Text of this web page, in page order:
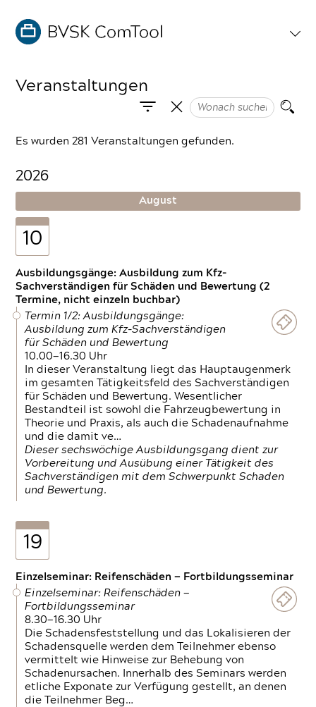
Veranstaltungen
Es wurden 281 Veranstaltungen gefunden.
2026
August
10
Ausbildungsgänge: Ausbildung zum Kfz-
Sachverständigen für Schäden und Bewertung (2
Termine, nicht einzeln buchbar)
Termin 1/2: Ausbildungsgänge:
Ausbildung zum Kfz-Sachverständigen
für Schäden und Bewertung
10.00—16.30 Uhr
In dieser Veranstaltung liegt das Hauptaugenmerk
im gesamten Tätigkeitsfeld des Sachverständigen
für Schäden und Bewertung. Wesentlicher
Bestandteil ist sowohl die Fahrzeugbewertung in
Theorie und Praxis, als auch die Schadenaufnahme
und die damit ve…
Dieser sechswöchige Ausbildungsgang dient zur
Vorbereitung und Ausübung einer Tätigkeit des
Sachverständigen mit dem Schwerpunkt Schaden
und Bewertung.
19
Einzelseminar: Reifenschäden — Fortbildungsseminar
Einzelseminar: Reifenschäden —
Fortbildungsseminar
8.30—16.30 Uhr
Die Schadensfeststellung und das Lokalisieren der
Schadensquelle werden dem Teilnehmer ebenso
vermittelt wie Hinweise zur Behebung von
Schadenursachen. Innerhalb des Seminars werden
etliche Exponate zur Verfügung gestellt, an denen
die Teilnehmer Beg…